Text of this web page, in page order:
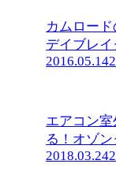
カムロー
デイブレ
2016.05.14
エアコン
る！オゾ
2018.03.24